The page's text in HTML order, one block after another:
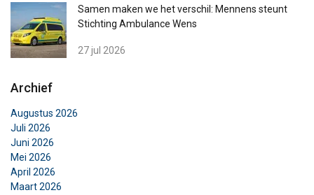
Samen maken we het verschil: Mennens steunt
Stichting Ambulance Wens
27 jul 2026
Archief
Augustus 2026
Juli 2026
Juni 2026
Mei 2026
April 2026
Maart 2026
Strikt
noodzakelijk
Prestatie Targeting